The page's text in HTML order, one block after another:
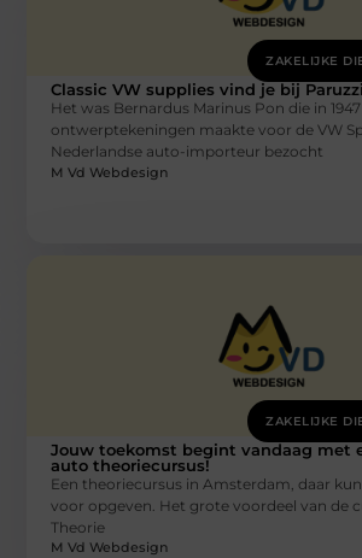
ZAKELIJKE
Classic VW supplies vind je bij Paruzzi
Het was Bernardus Marinus Pon die in
ontwerptekeningen maakte voor de VW
Nederlandse auto-importeur bezocht
M Vd Webdesign
ZAKELIJKE
Jouw toekomst begint vandaag met
auto theoriecursus!
Een theoriecursus in Amsterdam, daar
voor opgeven. Het grote voordeel van de
Theorie
M Vd Webdesign